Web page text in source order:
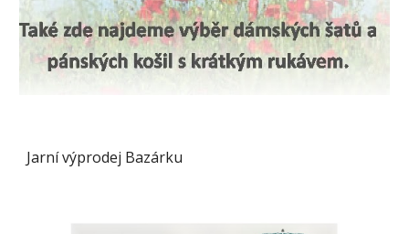
Jarní výprodej Bazárku